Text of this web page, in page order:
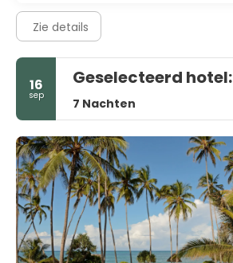
Zie details
16
sep
Geselecteerd hotel:
7 Nachten